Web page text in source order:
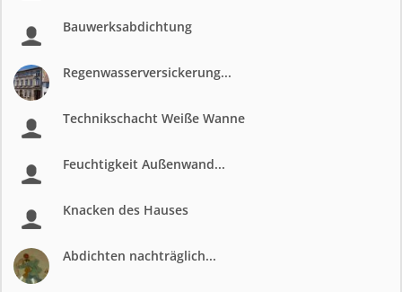
Bauwerksabdichtung
Regenwasserversickerung...
Technikschacht Weiße Wanne
Feuchtigkeit Außenwand...
Knacken des Hauses
Abdichten nachträglich...